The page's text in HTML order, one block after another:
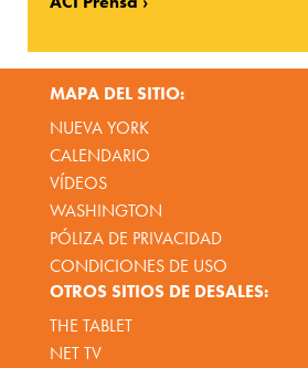
MAPA DEL SITIO:
NUEVA YORK
CALENDARIO
VÍDEOS
WASHINGTON
PÓLIZA DE PRIVACIDAD
CONDICIONES DE USO
OTROS SITIOS DE DESALES:
THE TABLET
NET TV